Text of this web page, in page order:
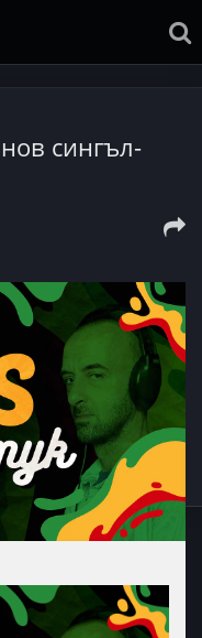
сингъл-